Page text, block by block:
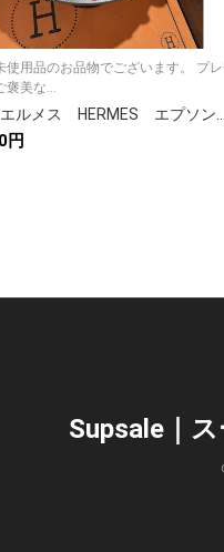
用品のお品物でございます。 プ
美な...
円
Supsale｜